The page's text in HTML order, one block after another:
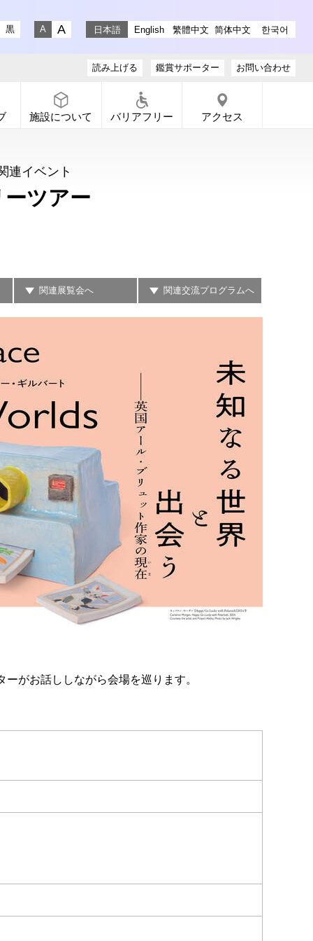
instagram
リー X
ギャラリー Facebook
通りギャラリー YouTube
黒
日本語 English 繁體中文 简体中文 한국어
鑑賞サポーター お問い合わせ
施設について バリアフリー アクセス
読み上げる
連イベント
ツアー
関連展覧会へ 関連交流プログラムへ
がお話ししながら会場を巡ります。